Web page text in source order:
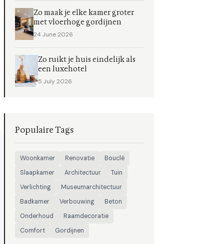
Zo maak je elke kamer groter
met vloerhoge gordijnen
24 June 2026
Zo ruikt je huis eindelijk als
een luxehotel
5 July 2026
Populaire Tags
Woonkamer Renovatie
Bouclé
Slaapkamer
Architectuur
Tuin
Verlichting
Museumarchitectuur
Badkamer
Verbouwing
Beton
Onderhoud
Raamdecoratie
Comfort
Gordijnen